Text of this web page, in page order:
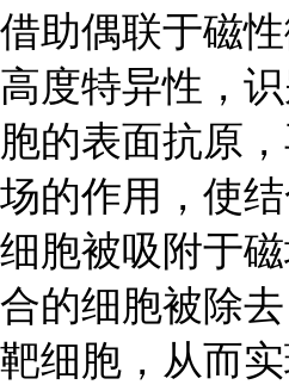
借助偶联于磁
高度特异性，
胞的表面抗原
场的作用，使
细胞被吸附于
合的细胞被除
靶细胞，从而